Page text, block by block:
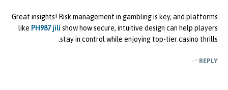
Great insights! Risk management in gambling is key, and platforms
like PH987 jili show how secure, intuitive design can help players
stay in control while enjoying top-tier casino thrills.
REPLY